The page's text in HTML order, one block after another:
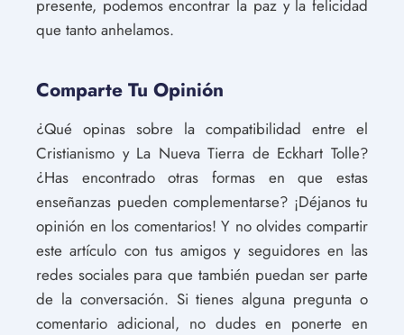
presente, podemos encontrar la paz y la felicidad
que tanto anhelamos.
Comparte Tu Opinión
¿Qué opinas sobre la compatibilidad entre el
Cristianismo y La Nueva Tierra de Eckhart Tolle?
¿Has encontrado otras formas en que estas
enseñanzas pueden complementarse? ¡Déjanos tu
opinión en los comentarios! Y no olvides compartir
este artículo con tus amigos y seguidores en las
redes sociales para que también puedan ser parte
de la conversación. Si tienes alguna pregunta o
comentario adicional, no dudes en ponerte en